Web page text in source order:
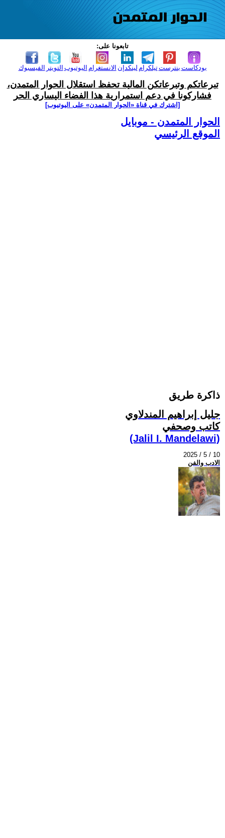
تابعونا على:
الفيسبوك التويتر اليوتيوب الانستغرام لينكدإن تيلكرامبنترست بودكاست
تبرعاتكم وتبرعاتكن المالية تحفظ استقلال الحوار المتمدن،
فشاركونا في دعم استمرارية هذا الفضاء اليساري الحر
[اشترك في قناة ‫«الحوار المتمدن» على اليوتيوب]
الحوار المتمدن - موبايل
الموقع الرئيسي
ذاكرة طريق
جليل إبراهيم المندلاوي
كاتب وصحفي
(Jalil I. Mandelawi)
2025 / 5 / 10
الادب والفن